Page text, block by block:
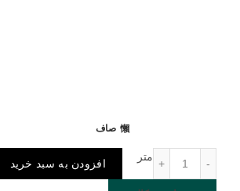
صاف
پارچه مبلی Tommy عدد
متر
افزودن به سبد خرید